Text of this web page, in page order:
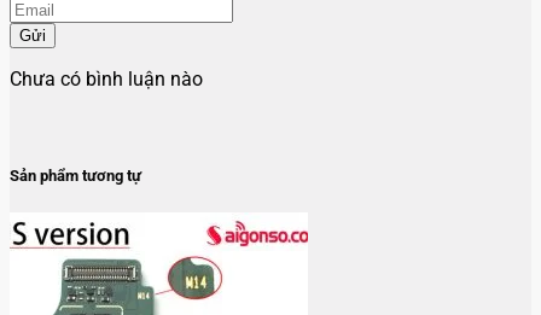
Gửi
Chưa có bình luận nào
Sản phẩm tương tự